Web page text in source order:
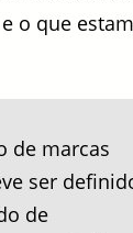
o que
de marcas
ser
de